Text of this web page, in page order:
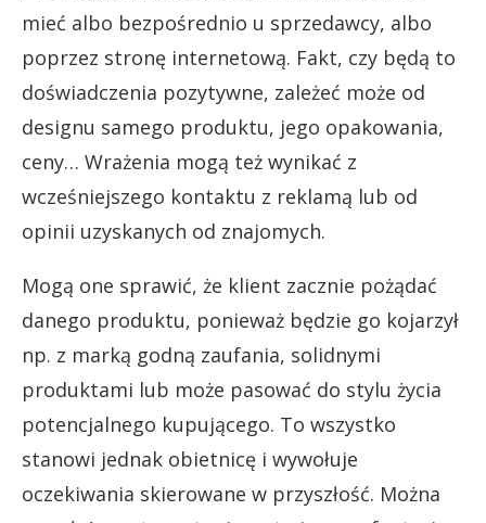
mieć albo bezpośrednio u sprzedawcy, albo
poprzez stronę internetową. Fakt, czy będą to
doświadczenia pozytywne, zależeć może od
designu samego produktu, jego opakowania,
ceny… Wrażenia mogą też wynikać z
wcześniejszego kontaktu z reklamą lub od
opinii uzyskanych od znajomych.
Mogą one sprawić, że klient zacznie pożądać
danego produktu, ponieważ będzie go kojarzył
np. z marką godną zaufania, solidnymi
produktami lub może pasować do stylu życia
potencjalnego kupującego. To wszystko
stanowi jednak obietnicę i wywołuje
oczekiwania skierowane w przyszłość. Można